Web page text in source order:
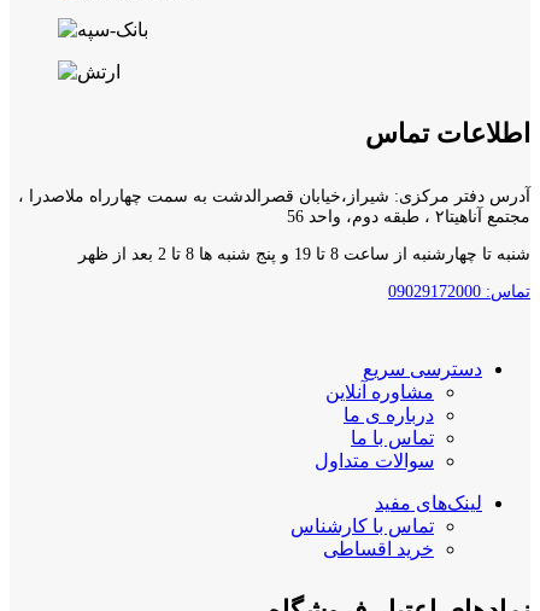
اطلاعات تماس
آدرس دفتر مرکزی: شیراز،خیابان قصرالدشت به سمت چهارراه ملاصدرا ،
مجتمع آناهیتا۲ ، طبقه دوم، واحد 56
شنبه تا چهارشنبه از ساعت 8 تا 19 و پنج شنبه ها 8 تا 2 بعد از ظهر
تماس: 09029172000
دسترسی سریع
مشاوره آنلاین
درباره ی ما
تماس با ما
سوالات متداول
لینک‌های مفید
تماس با کارشناس
خرید اقساطی